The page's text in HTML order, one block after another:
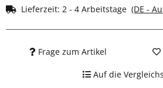
Lieferzeit: 2 - 4 Arbeitstage (DE -
Frage zum Artikel
Auf die